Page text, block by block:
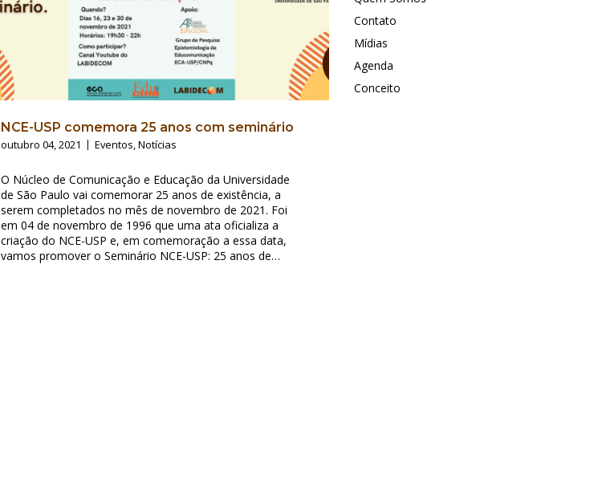
NCE-USP comemora 25 anos com seminário
outubro 04, 2021 Eventos,Notícias
O Núcleo de Comunicação e Educação da Universidade
de São Paulo vai comemorar 25 anos de existência, a
serem completados no mês de novembro de 2021. Foi
em 04 de novembro de 1996 que uma ata oficializa a
criação do NCE-USP e, em comemoração a essa data,
vamos promover o Seminário NCE-USP: 25 anos de…
Contato
Mídias
Agenda
Conceito